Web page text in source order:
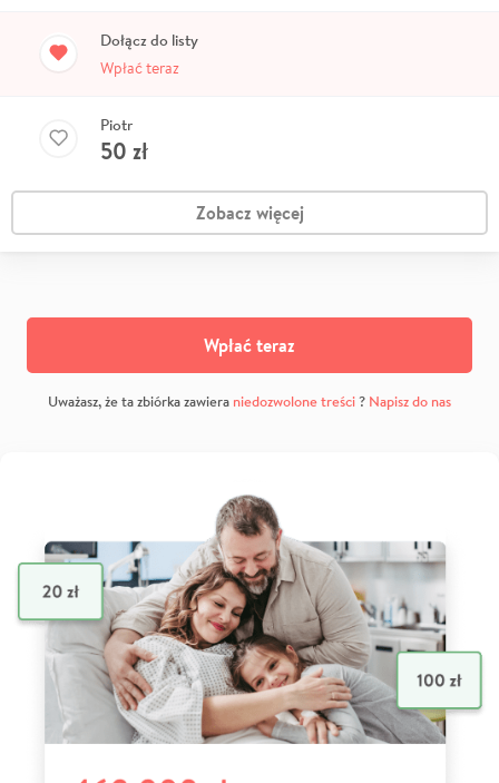
Dołącz do listy
Wpłać teraz
Piotr
50 zł
Zobacz więcej
Wpłać teraz
Uważasz, że ta zbiórka zawiera niedozwolone treści? Napisz do nas